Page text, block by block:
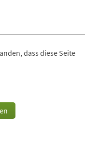
dass diese Seite